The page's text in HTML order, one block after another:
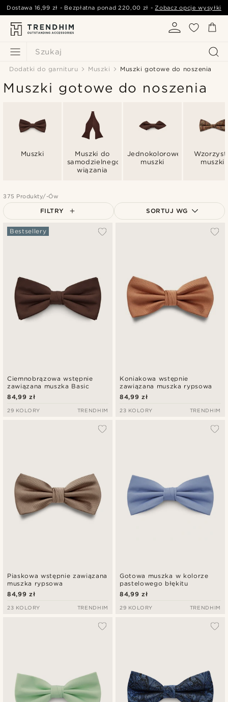
Szukaj
Dostawa 16,99 zł - Bezpłatna ponad220,00 zł -Zobacz opcje wysyłki
Dodatki do garnituru Muszki Muszki gotowe do noszenia
Muszki gotowe do noszenia
Muszki
Muszki do
samodzielnego
wiązania
Jednokolorowe
muszki
muszki
375 Produkty/-Ów
FILTRY SORTUJ WG
Ciemnobrązowa wstępnie
zawiązana muszka Basic
Bestsellery
84,99 zł
29 KOLORY TRENDHIM
Koniakowa wstępnie
zawiązana muszka rypsowa
84,99 zł
23 KOLORY TRENDHIM
Piaskowa wstępnie zawiązana
muszka rypsowa
84,99 zł
23 KOLORY TRENDHIM
Gotowa muszka w kolorze
pastelowego błękitu
84,99 zł
29 KOLORY TRENDHIM